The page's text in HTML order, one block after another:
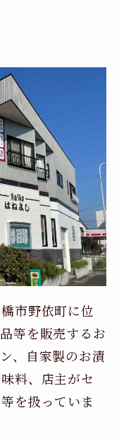
市野依町に位
等を販売するお
、自家製のお漬
料、店主がセ
を扱っていま